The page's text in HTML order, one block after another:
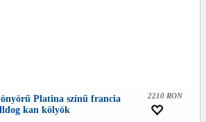
Platina színű francia
kan kölyök
2210 RON